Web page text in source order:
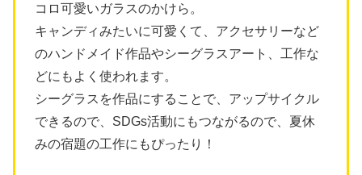
コロ可愛いガラスのかけら。
キャンディみたいに可愛くて、アクセサリーなど
のハンドメイド作品やシーグラスアート、工作な
どにもよく使われます。
シーグラスを作品にすることで、アップサイクル
できるので、SDGs活動にもつながるので、夏休
みの宿題の工作にもぴったり！